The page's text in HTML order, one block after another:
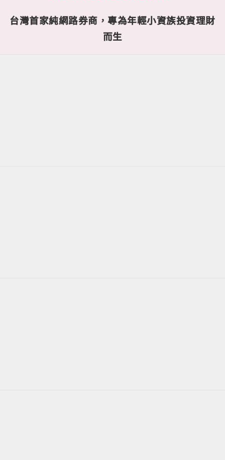
台灣首家純網路券商，專為年輕小資族投資理財
而生